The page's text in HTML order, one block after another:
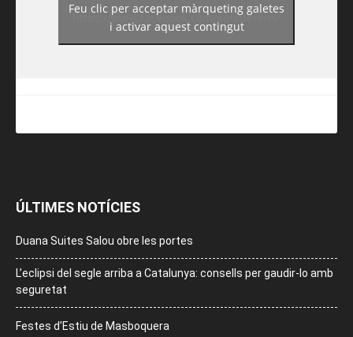
https://www.facebook.com/guiadereus/
Feu clic per acceptar màrqueting galetes
i activar aquest contingut
ÚLTIMES NOTÍCIES
Duana Suites Salou obre les portes
L’eclipsi del segle arriba a Catalunya: consells per gaudir-lo amb
seguretat
Festes d’Estiu de Masboquera